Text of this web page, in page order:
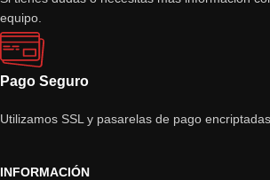
equipo.
Pago Seguro
Utilizamos SSL y pasarelas de pago
INFORMACIÓN